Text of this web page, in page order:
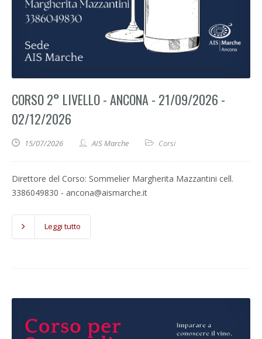
CORSO 2° LIVELLO - ANCONA - 21/09/2026 -
02/12/2026
15/07/2026 AIS Marche Corsi
Direttore del Corso: Sommelier Margherita Mazzantini cell.
3386049830 - ancona@aismarche.it
Leggi tutto